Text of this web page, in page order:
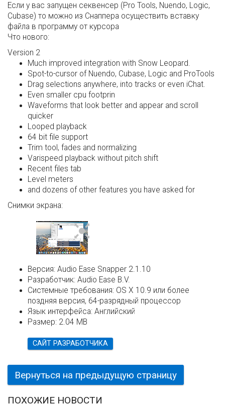
Если у вас запущен секвенсер (Pro Tools, Nuendo, Logic,
Cubase) то можно из Снаппера осуществить вставку
файла в программу от курсора
Что нового:
Version 2
Much improved integration with Snow Leopard.
Spot-to-cursor of Nuendo, Cubase, Logic and ProTools
Drag selections anywhere, into tracks or even iChat.
Even smaller cpu footprin
Waveforms that look better and appear and scroll
quicker
Looped playback
64 bit file support
Trim tool, fades and normalizing
Varispeed playback without pitch shift
Recent files tab
Level meters
and dozens of other features you have asked for
Снимки экрана:
Версия: Audio Ease Snapper 2.1.10
Разработчик: Audio Ease B.V.
Системные требования: OS X 10.9 или более
поздняя версия, 64-разрядный процессор
Язык интерфейса: Английский
Размер: 2.04 MB
САЙТ РАЗРАБОТЧИКА
Вернуться на предыдущую страницу
ПОХОЖИЕ НОВОСТИ